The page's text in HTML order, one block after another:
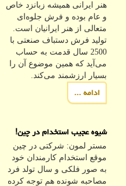
هنر ایرانی همیشه زبانزد خاص
و عام بوده و فرش جلوه‌ای
متعالی از هنر ایرانیان است.
تولید فرش دستباف صنعتی با
2500 سال قدمت به حساب
می‌آید که همین موضوع آن را
بسیار ارزشمند می‌کند.
ادامه ...
شیوه عجیب استخدام در چین!
مستر لمون: شرکتی در چین
موقع استخدام کارمندان خود
به صور فلکی و سال تولد فرد
مصاحبه شونده هم توجه کرده